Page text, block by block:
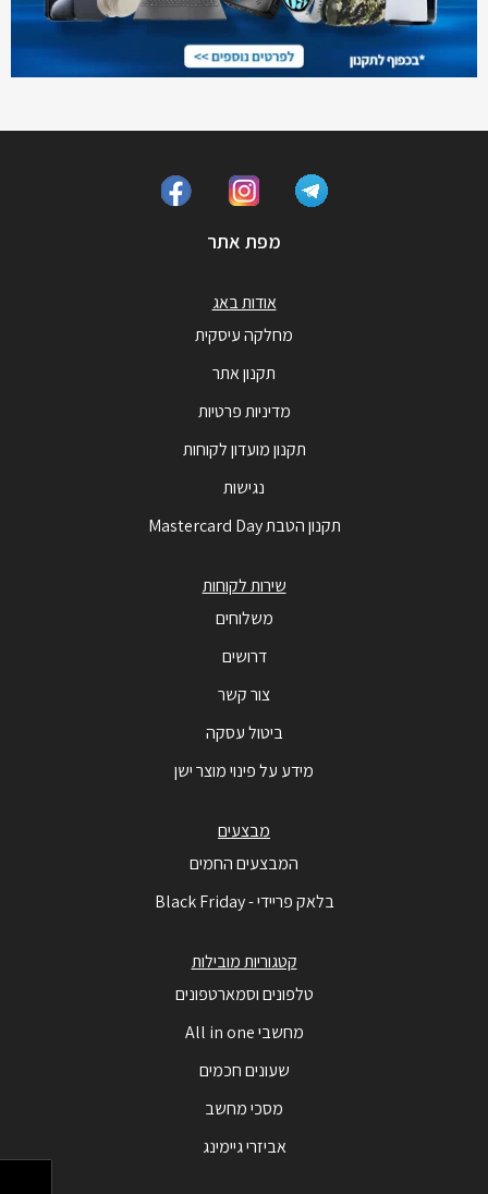
מפת אתר
אודות באג
מחלקה עיסקית
תקנון אתר
מדיניות פרטיות
תקנון מועדון לקוחות
נגישות
תקנון הטבת Mastercard Day
שירות לקוחות
משלוחים
דרושים
צור קשר
ביטול עסקה
מידע על פינוי מוצר ישן
מבצעים
המבצעים החמים
בלאק פריידי - Black Friday
קטגוריות מובילות
טלפונים וסמארטפונים
מחשבי All in one
שעונים חכמים
מסכי מחשב
אביזרי גיימינג